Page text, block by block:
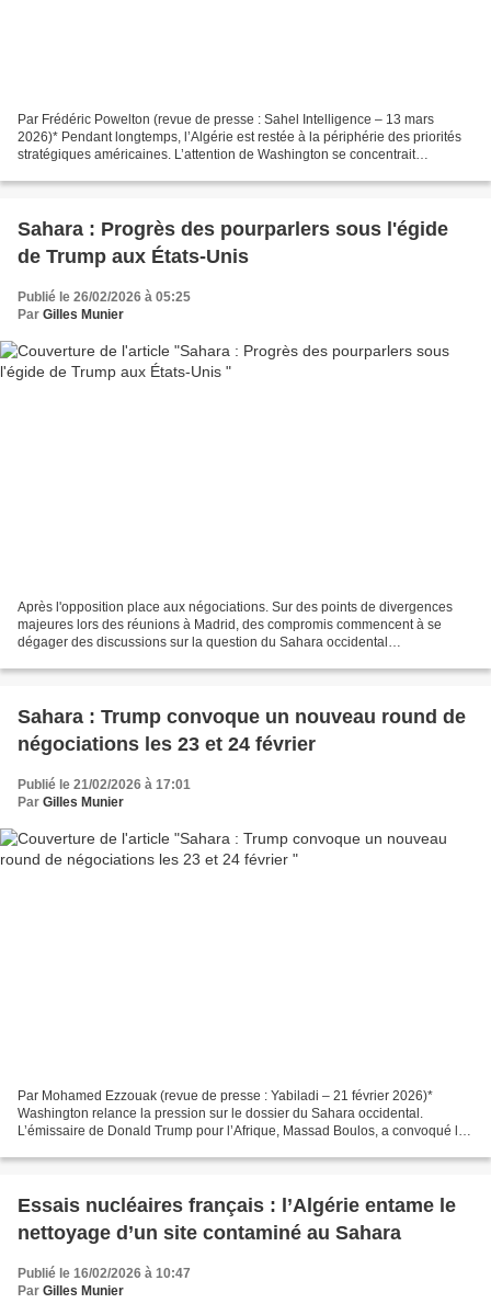
Par Frédéric Powelton (revue de presse : Sahel Intelligence – 13 mars
2026)* Pendant longtemps, l’Algérie est restée à la périphérie des priorités
stratégiques américaines. L’attention de Washington se concentrait
Sahara : Progrès des pourparlers sous l'égide
de Trump aux États-Unis
Publié le 26/02/2026 à 05:25
Par Gilles Munier
Après l'opposition place aux négociations. Sur des points de divergences
majeures lors des réunions à Madrid, des compromis commencent à se
dégager des discussions sur la question du Sahara occidental
Sahara : Trump convoque un nouveau round de
négociations les 23 et 24 février
Publié le 21/02/2026 à 17:01
Par Gilles Munier
Par Mohamed Ezzouak (revue de presse : Yabiladi – 21 février 2026)*
Washington relance la pression sur le dossier du Sahara occidental.
L’émissaire de Donald Trump pour l’Afrique, Massad Boulos, a convoqué les
Essais nucléaires français : l’Algérie entame le
nettoyage d’un site contaminé au Sahara
Publié le 16/02/2026 à 10:47
Par Gilles Munier